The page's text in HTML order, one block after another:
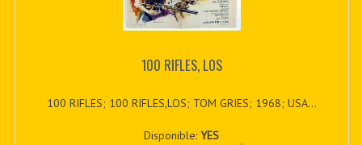
100 RIFLES, LOS
100 RIFLES; 100 RIFLES,LOS; TOM GRIES; 1968; USA...
Disponible:YES